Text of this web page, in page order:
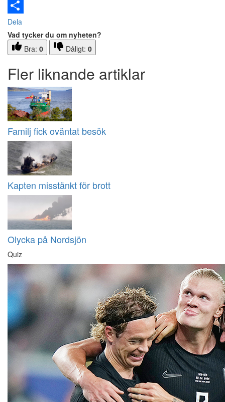
Email
Dela
Vad tycker du om nyheten?
Bra: 0 Dåligt: 0
Fler liknande artiklar
Familj fick oväntat besök
Kapten misstänkt för brott
Olycka på Nordsjön
Quiz